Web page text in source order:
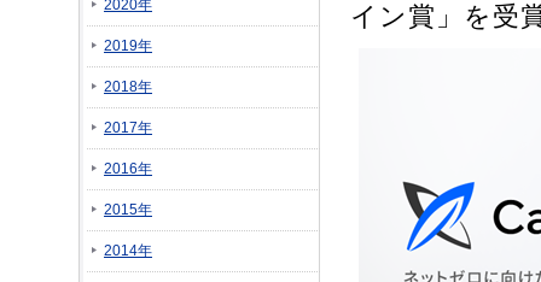
イン賞」を
2020年
2019年
2018年
2017年
2016年
2015年
2014年